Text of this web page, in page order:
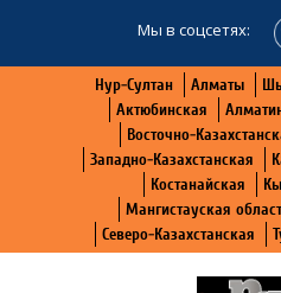
Мы в соцсетях:
Нур-Султан Алматы
Актюбинская
Восточно-
Западно-Казахстанская
Костанайская
Мангистауская
Северо-Казахстанская